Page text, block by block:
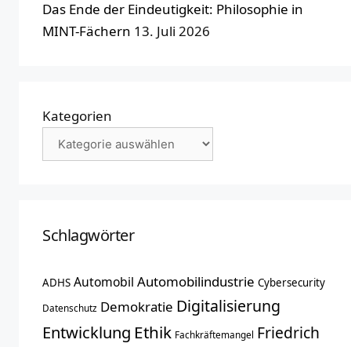
Das Ende der Eindeutigkeit: Philosophie in
MINT-Fächern 13. Juli 2026
Kategorien
Schlagwörter
ADHS Automobil Automobilindustrie Cybersecurity
Datenschutz Demokratie Digitalisierung
Entwicklung Ethik Fachkräftemangel Friedrich